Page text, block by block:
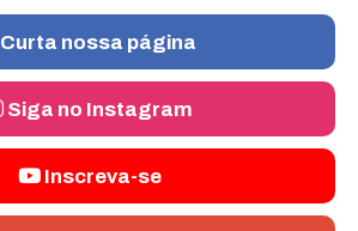
Curta nossa página
Siga no Instagram
Inscreva-se